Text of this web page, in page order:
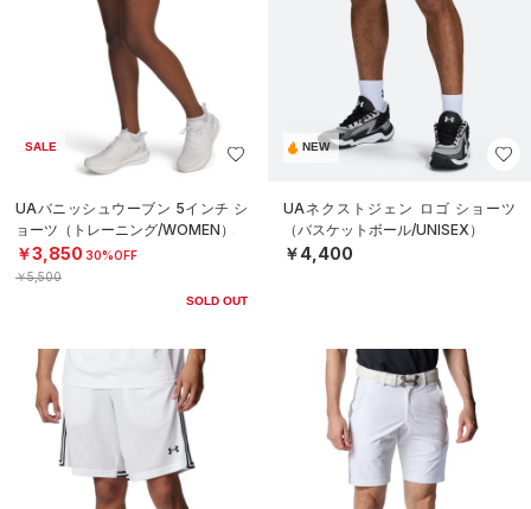
SALE
UAバニッシュウーブン 5インチ シ
ョーツ（トレーニング/WOMEN）
￥3,850 30%OFF
￥5,500
SOLD OUT
NEW
UAネクストジェン ロゴ ショーツ
（バスケットボール/UNISEX）
￥4,400